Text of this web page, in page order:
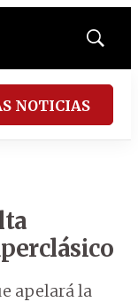
Mostrar
NOTICIAS
apelará la